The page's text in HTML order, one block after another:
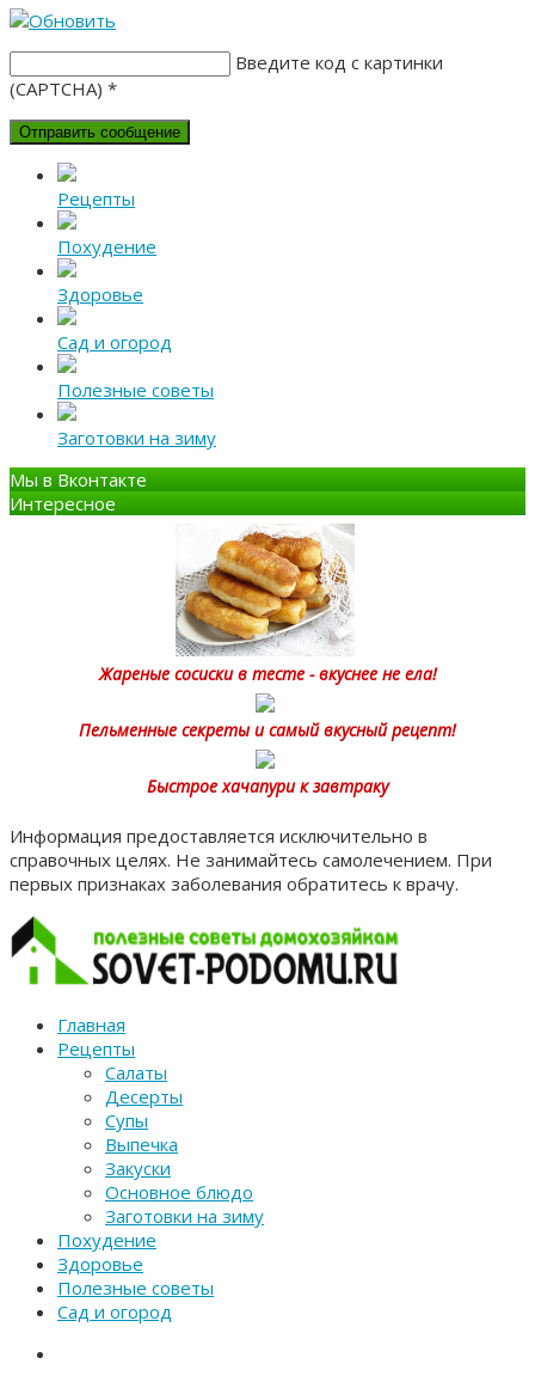
Введите код с картинки
(CAPTCHA) *
Рецепты
Похудение
Здоровье
Сад и огород
Полезные советы
Заготовки на зиму
Мы в Вконтакте
Интересное
Жареные сосиски в тесте - вкуснее не ела!
Пельменные секреты и самый вкусный рецепт!
Быстрое хачапури к завтраку
Информация предоставляется исключительно в
справочных целях. Не занимайтесь самолечением. При
первых признаках заболевания обратитесь к врачу.
Главная
Рецепты
Салаты
Десерты
Супы
Выпечка
Закуски
Основное блюдо
Заготовки на зиму
Похудение
Здоровье
Полезные советы
Сад и огород